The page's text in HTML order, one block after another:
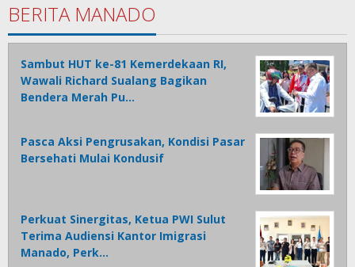
BERITA MANADO
Sambut HUT ke-81 Kemerdekaan RI,
Wawali Richard Sualang Bagikan
Bendera Merah Pu…
Pasca Aksi Pengrusakan, Kondisi Pasar
Bersehati Mulai Kondusif
Perkuat Sinergitas, Ketua PWI Sulut
Terima Audiensi Kantor Imigrasi
Manado, Perk…